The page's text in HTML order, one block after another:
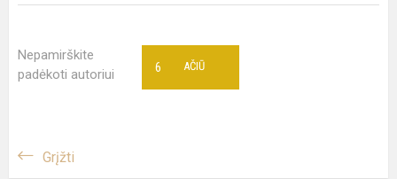
Nepamirškite
padėkoti autoriui
AČIŪ
6
Grįžti